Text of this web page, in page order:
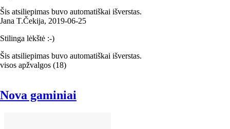
Šis atsiliepimas buvo automatiškai išverstas.
Jana T.Čekija, 2019‑06‑25
Stilinga lėkštė :-)
Šis atsiliepimas buvo automatiškai išverstas.
visos apžvalgos (18)
Nova gaminiai